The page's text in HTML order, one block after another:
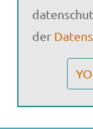
der